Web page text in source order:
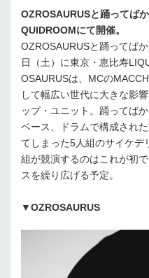
OZROSAURUSと踊ってば
QUIDROOMにて開催。
OZROSAURUSと踊ってば
日（土）に東京・恵比寿
OSAURUSは、MCの
して幅広い世代に大きな影
ップ・ユニット。踊ってば
ベース、ドラムで構成され
てしまった5人組のサイケデ
組が競演するのはこれが初
スを繰り広げる予定。
▼OZROSAURUS